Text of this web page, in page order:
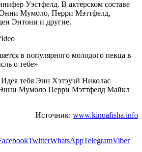
Уэстфелд. В актерском составе
Энни Мумоло, Перри Мэттфелд,
Энтони и другие.
тебя Энн Хэтэуэй Николас
Мумоло Перри Мэттфелд Майкл
Источник: www.kinoafisha.info
TwitterWhatsAppTelegramViber